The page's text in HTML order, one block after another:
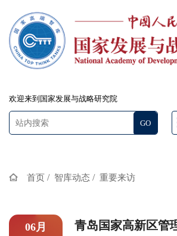
欢迎来到国家发展与战略研究院
首页 / 智库动态 / 重要来访
06月
青岛国家高新区管